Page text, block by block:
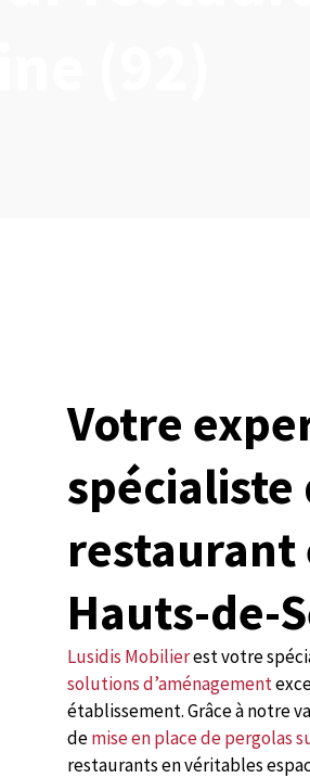
Votre
Hauts-de-
Lusidis Mobilierest votre
solutions d’aménagement
établissement. Grâce à notre
demise en place de pergolas
restaurants en véritables